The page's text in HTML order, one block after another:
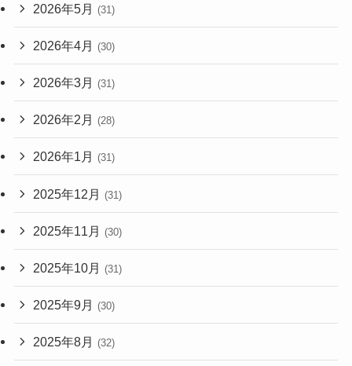
2026年5月 (31)
2026年4月 (30)
2026年3月 (31)
2026年2月 (28)
2026年1月 (31)
2025年12月 (31)
2025年11月 (30)
2025年10月 (31)
2025年9月 (30)
2025年8月 (32)